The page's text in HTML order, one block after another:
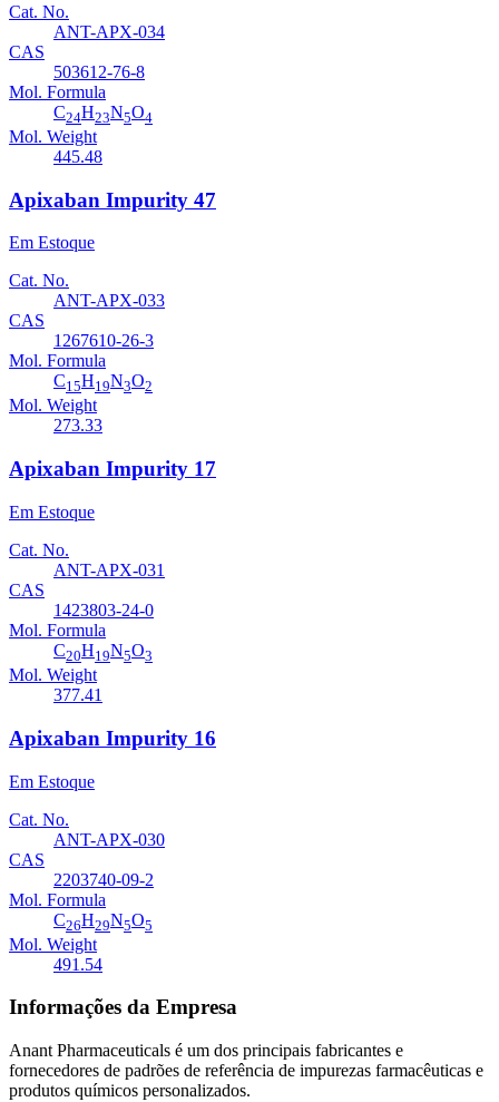
Cat. No.
ANT-APX-034
CAS
503612-76-8
Mol. Formula
C24H23N5O4
Mol. Weight
445.48
Apixaban Impurity 47
Em Estoque
Cat. No.
ANT-APX-033
CAS
1267610-26-3
Mol. Formula
C15H19N3O2
Mol. Weight
273.33
Apixaban Impurity 17
Em Estoque
Cat. No.
ANT-APX-031
CAS
1423803-24-0
Mol. Formula
C20H19N5O3
Mol. Weight
377.41
Apixaban Impurity 16
Em Estoque
Cat. No.
ANT-APX-030
CAS
2203740-09-2
Mol. Formula
C26H29N5O5
Mol. Weight
491.54
Informações da Empresa
Anant Pharmaceuticals é um dos principais fabricantes e
fornecedores de padrões de referência de impurezas farmacêuticas e
produtos químicos personalizados.